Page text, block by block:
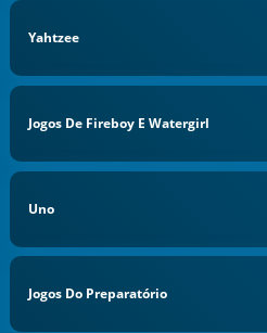
Yahtzee
Jogos De Fireboy E Watergirl
Uno
Jogos Do Preparatório